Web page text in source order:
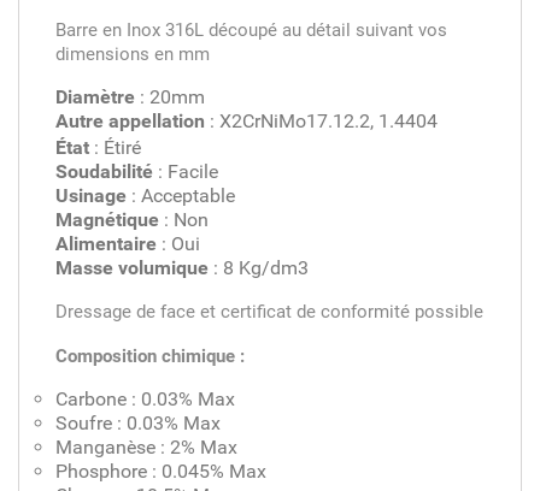
Barre en Inox 316L découpé au détail suivant vos
dimensions en mm
Diamètre : 20mm
Autre appellation : X2CrNiMo17.12.2, 1.4404
État : Étiré
Soudabilité : Facile
Usinage : Acceptable
Magnétique : Non
Alimentaire : Oui
Masse volumique : 8 Kg/dm3
Dressage de face et certificat de conformité possible
Composition chimique :
Carbone : 0.03% Max
Soufre : 0.03% Max
Manganèse : 2% Max
Phosphore : 0.045% Max